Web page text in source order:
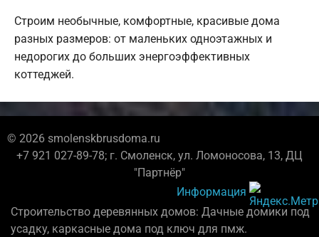
Строим необычные, комфортные, красивые дома
разных размеров: от маленьких одноэтажных и
недорогих до больших энергоэффективных
коттеджей.
© 2026 smolenskbrusdoma.ru
+7 921 027-89-78; г. Смоленск, ул. Ломоносова, 13, ДЦ
"Партнёр"
Информация
Строительство деревянных домов: Дачные домики под
усадку, каркасные дома под ключ для пмж.